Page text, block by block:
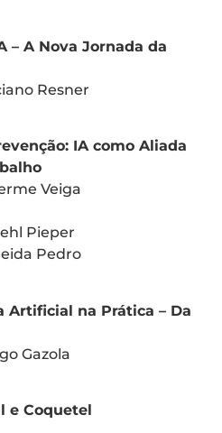
– A Nova Jornada da
Resner
IA como Aliada
Veiga
Pieper
Pedro
Artificial na Prática – Da
Gazola
e Coquetel